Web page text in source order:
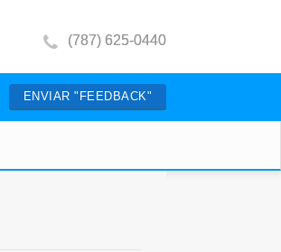
(787) 625-0440
ENVIAR "FEEDBACK"